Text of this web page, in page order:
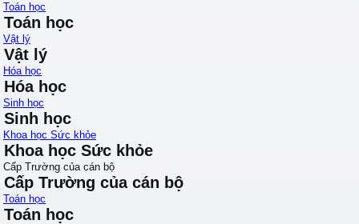
Toán học
Toán học
Vật lý
Vật lý
Hóa học
Hóa học
Sinh học
Sinh học
Khoa học Sức khỏe
Khoa học Sức khỏe
Cấp Trường của cán bộ
Cấp Trường của cán bộ
Toán học
Toán học